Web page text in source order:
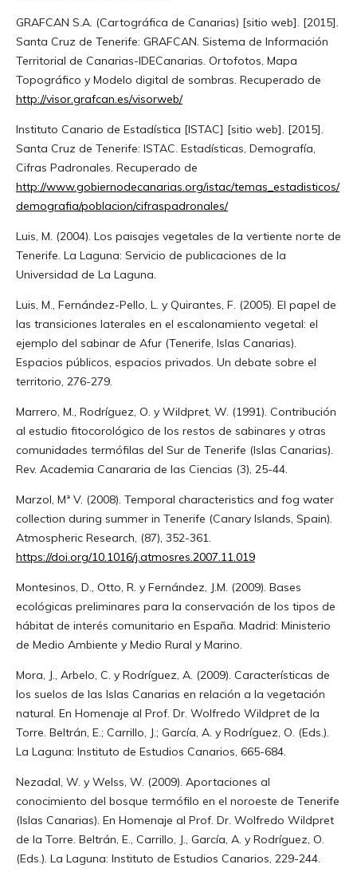
GRAFCAN S.A. (Cartográfica de Canarias) [sitio web]. [2015].
Santa Cruz de Tenerife: GRAFCAN. Sistema de Información
Territorial de Canarias-IDECanarias. Ortofotos, Mapa
Topográfico y Modelo digital de sombras. Recuperado de
http://visor.grafcan.es/visorweb/
Instituto Canario de Estadística [ISTAC] [sitio web]. [2015].
Santa Cruz de Tenerife: ISTAC. Estadísticas, Demografía,
Cifras Padronales. Recuperado de
http://www.gobiernodecanarias.org/istac/temas_estadisticos/
demografia/poblacion/cifraspadronales/
Luis, M. (2004). Los paisajes vegetales de la vertiente norte de
Tenerife. La Laguna: Servicio de publicaciones de la
Universidad de La Laguna.
Luis, M., Fernández-Pello, L. y Quirantes, F. (2005). El papel de
las transiciones laterales en el escalonamiento vegetal: el
ejemplo del sabinar de Afur (Tenerife, Islas Canarias).
Espacios públicos, espacios privados. Un debate sobre el
territorio, 276-279.
Marrero, M., Rodríguez, O. y Wildpret, W. (1991). Contribución
al estudio fitocorológico de los restos de sabinares y otras
comunidades termófilas del Sur de Tenerife (Islas Canarias).
Rev. Academia Canararia de las Ciencias (3), 25-44.
Marzol, Mª V. (2008). Temporal characteristics and fog water
collection during summer in Tenerife (Canary Islands, Spain).
Atmospheric Research, (87), 352-361.
https://doi.org/10.1016/j.atmosres.2007.11.019
Montesinos, D., Otto, R. y Fernández, J.M. (2009). Bases
ecológicas preliminares para la conservación de los tipos de
hábitat de interés comunitario en España. Madrid: Ministerio
de Medio Ambiente y Medio Rural y Marino.
Mora, J., Arbelo, C. y Rodríguez, A. (2009). Características de
los suelos de las Islas Canarias en relación a la vegetación
natural. En Homenaje al Prof. Dr. Wolfredo Wildpret de la
Torre. Beltrán, E.; Carrillo, J.; García, A. y Rodríguez, O. (Eds.).
La Laguna: Instituto de Estudios Canarios, 665-684.
Nezadal, W. y Welss, W. (2009). Aportaciones al
conocimiento del bosque termófilo en el noroeste de Tenerife
(Islas Canarias). En Homenaje al Prof. Dr. Wolfredo Wildpret
de la Torre. Beltrán, E., Carrillo, J., García, A. y Rodríguez, O.
(Eds.). La Laguna: Instituto de Estudios Canarios, 229-244.